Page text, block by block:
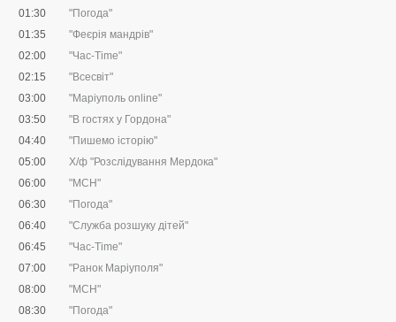
01:30
"Погода"
01:35
"Феєрія мандрів"
02:00
"Час-Time"
02:15
"Всесвіт"
03:00
"Маріуполь online"
03:50
"В гостях у Гордона"
04:40
"Пишемо історію"
05:00
Х/ф "Розслідування Мердока"
06:00
"МСН"
06:30
"Погода"
06:40
"Служба розшуку дітей"
06:45
"Час-Time"
07:00
"Ранок Маріуполя"
08:00
"МСН"
08:30
"Погода"